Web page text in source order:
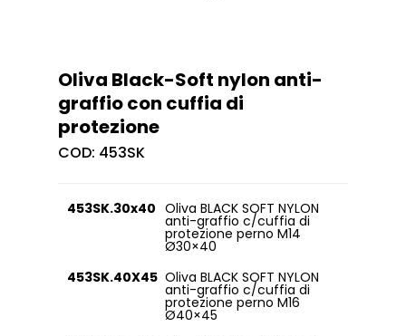
Oliva Black-Soft nylon anti-
graffio con cuffia di
protezione
COD: 453SK
453SK.30x40 Oliva BLACK SOFT NYLON
anti-graffio c/cuffia di
protezione perno M14
Ø30×40
453SK.40X45 Oliva BLACK SOFT NYLON
anti-graffio c/cuffia di
protezione perno M16
Ø40×45